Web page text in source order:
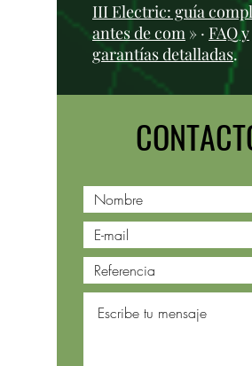
III Electric: guía
antes de com » · FAQ y
garantías detalladas.